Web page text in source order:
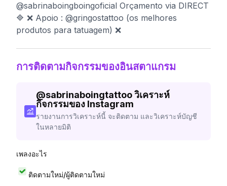
@sabrinaboingboingoficial Orçamento via DIRECT
🔷 ❌ Apoio : @gringostattoo (os melhores
produtos para tatuagem) ❌
การติดตามกิจกรรมของอินสตาแกรม
@sabrinaboingtattooวิเคราะห์
กิจกรรมของ Instagram
รายงานการวิเคราะห์นี้ จะติดตาม และวิเคราะห์บัญชี
ในหลายมิติ
เพลงอะไร
ติดตามใหม่/ผู้ติดตามใหม่